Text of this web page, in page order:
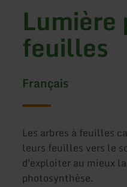
Lumière
feuilles
Français
Les arbres à feuilles
leurs feuilles vers le
d'exploiter au mieux
photosynthèse.